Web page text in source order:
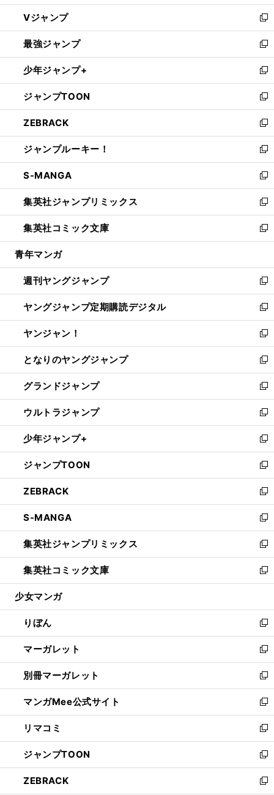
ウ
ィ
ン
ド
ウ
で
開
く
し
い
ウ
ィ
ン
ド
ウ
で
開
く
Vジャンプ
新
し
い
ウ
ィ
ン
ド
ウ
で
開
く
最強ジャンプ
新
し
い
ウ
ィ
ン
ド
ウ
で
開
く
少年ジャンプ+
新
し
い
ウ
ィ
ン
ド
ウ
で
開
く
ジャンプTOON
新
し
い
ウ
ィ
ン
ド
ウ
で
開
く
ZEBRACK
新
し
い
ウ
ィ
ン
ド
ウ
で
開
ジャンプルーキー！
新
し
い
ウ
ィ
ン
ド
ウ
開
く
S-MANGA
新
し
い
ウ
ィ
ン
ウ
で
開
く
集英社ジャンプリミックス
新
し
い
ウ
ン
ド
ウ
で
開
く
集英社コミック文庫
新
し
ウ
ィ
ン
ド
ウ
で
開
く
青年マンガ
週刊ヤングジャンプ
新
し
い
ウ
ィ
ン
ド
ウ
で
開
く
ヤングジャンプ定期購読デジタル
新
し
い
ウ
ィ
ン
ド
ウ
で
開
く
ヤンジャン！
新
し
い
ウ
ィ
ン
ド
ウ
で
開
く
となりのヤングジャンプ
新
し
い
ウ
ィ
ン
ド
ウ
で
開
く
グランドジャンプ
新
し
い
ウ
ィ
ン
ド
ウ
で
開
く
ウルトラジャンプ
新
し
い
ウ
ィ
ン
ド
ウ
で
開
く
少年ジャンプ+
新
し
い
ウ
ィ
ン
ド
ウ
で
開
く
ジャンプTOON
新
し
い
ウ
ィ
ン
ド
ウ
で
開
ZEBRACK
新
し
い
ウ
ィ
ン
ド
ウ
開
く
S-MANGA
新
し
い
ウ
ィ
ン
ウ
で
開
く
集英社ジャンプリミックス
新
し
い
ウ
ン
ド
ウ
で
開
く
集英社コミック文庫
新
し
ウ
ィ
ン
ド
ウ
で
開
く
少女マンガ
りぼん
新
し
い
ウ
ィ
ン
ド
ウ
で
開
く
マーガレット
新
し
い
ウ
ィ
ン
ド
ウ
で
開
く
別冊マーガレット
新
し
い
ウ
ィ
ン
ド
ウ
で
マンガMee公式サイト
新
し
い
ウ
ィ
ン
ド
リマコミ
新
し
い
ウ
ィ
ジャンプTOON
新
し
い
ZEBRACK
新